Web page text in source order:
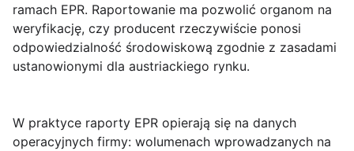
ramach EPR. Raportowanie ma pozwolić organom na
weryfikację, czy producent rzeczywiście ponosi
odpowiedzialność środowiskową zgodnie z zasadami
ustanowionymi dla austriackiego rynku.
W praktyce raporty EPR opierają się na danych
operacyjnych firmy: wolumenach wprowadzanych na